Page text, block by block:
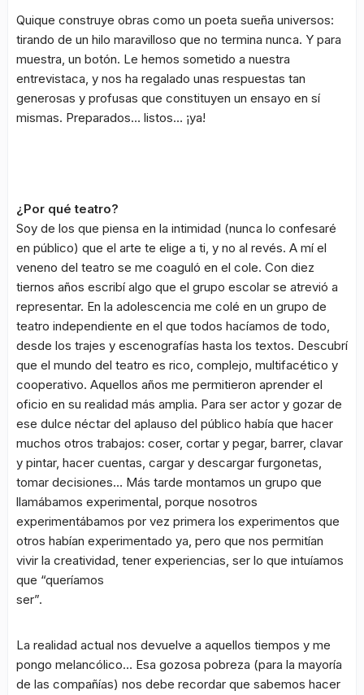
Quique construye obras como un poeta sueña universos:
tirando de un hilo maravilloso que no termina nunca. Y para
muestra, un botón. Le hemos sometido a nuestra
entrevistaca, y nos ha regalado unas respuestas tan
generosas y profusas que constituyen un ensayo en sí
mismas. Preparados… listos… ¡ya!
¿Por qué teatro?
Soy de los que piensa en la intimidad (nunca lo confesaré
en público) que el arte te elige a ti, y no al revés. A mí el
veneno del teatro se me coaguló en el cole. Con diez
tiernos años escribí algo que el grupo escolar se atrevió a
representar. En la adolescencia me colé en un grupo de
teatro independiente en el que todos hacíamos de todo,
desde los trajes y escenografías hasta los textos. Descubrí
que el mundo del teatro es rico, complejo, multifacético y
cooperativo. Aquellos años me permitieron aprender el
oficio en su realidad más amplia. Para ser actor y gozar de
ese dulce néctar del aplauso del público había que hacer
muchos otros trabajos: coser, cortar y pegar, barrer, clavar
y pintar, hacer cuentas, cargar y descargar furgonetas,
tomar decisiones… Más tarde montamos un grupo que
llamábamos experimental, porque nosotros
experimentábamos por vez primera los experimentos que
otros habían experimentado ya, pero que nos permitían
vivir la creatividad, tener experiencias, ser lo que intuíamos
que “queríamos
ser”.
La realidad actual nos devuelve a aquellos tiempos y me
pongo melancólico… Esa gozosa pobreza (para la mayoría
de las compañías) nos debe recordar que sabemos hacer